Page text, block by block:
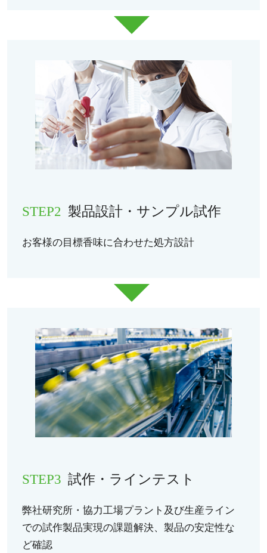
STEP2 製品設計・サンプル試作
お客様の目標香味に合わせた処方設計
STEP3 試作・ラインテスト
弊社研究所・協力工場プラント及び生産ライン
での試作製品実現の課題解決、製品の安定性な
ど確認